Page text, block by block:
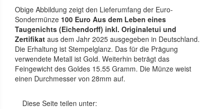
Obige Abbildung zeigt den Lieferumfang der Euro-
Sondermünze 100 Euro Aus dem Leben eines
Taugenichts (Eichendorff) inkl. Originaletui und
Zertifikat aus dem Jahr 2025 ausgegeben in Deutschland.
Die Erhaltung ist Stempelglanz. Das für die Prägung
verwendete Metall ist Gold. Weiterhin beträgt das
Feingewicht des Goldes 15.55 Gramm. Die Münze weist
einen Durchmesser von 28mm auf.
Diese Seite teilen unter: